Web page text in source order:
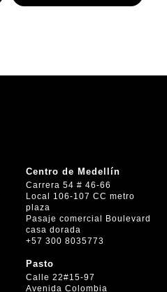
Centro de Medellín
Carrera 54 # 46-66
Local 106-107 CC metro
plaza
Pasaje comercial Boulevard
casa dorada
+57 300 8035773
Pasto
Calle 22#15-97
Avenida Colombia